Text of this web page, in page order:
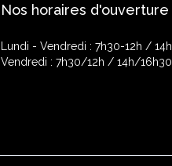
Nos horaires d'ouverture
Lundi - Vendredi : 7h30-12h /
Vendredi : 7h30/12h / 14h/16h30